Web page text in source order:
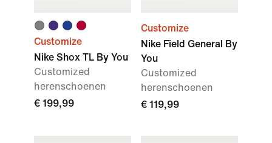
Customize
Nike Shox TL By You
Customized
herenschoenen
€ 199,99
Customize
Nike Field General By
You
Customized
herenschoenen
€ 119,99